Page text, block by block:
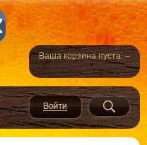
Ваша корзина пуста. –